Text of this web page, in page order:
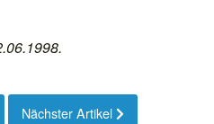
Nächster Artikel